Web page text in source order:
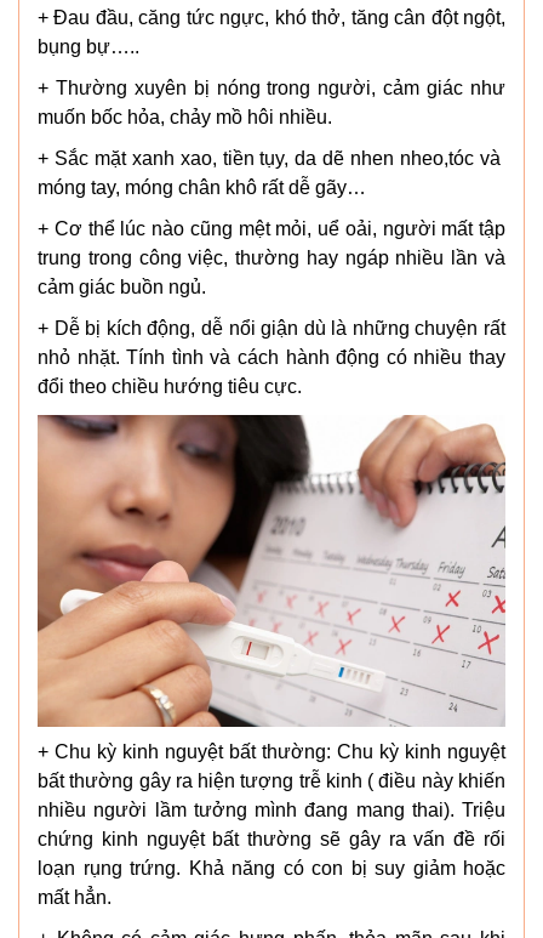
+ Đau đầu, căng tức ngực, khó thở, tăng cân đột ngột,
bụng bự…..
+ Thường xuyên bị nóng trong người, cảm giác như
muốn bốc hỏa, chảy mồ hôi nhiều.
+ Sắc mặt xanh xao, tiền tụy, da dẽ nhen nheo,tóc và
móng tay, móng chân khô rất dễ gãy…
+ Cơ thể lúc nào cũng mệt mỏi, uể oải, người mất tập
trung trong công việc, thường hay ngáp nhiều lần và
cảm giác buồn ngủ.
+ Dễ bị kích động, dễ nổi giận dù là những chuyện rất
nhỏ nhặt. Tính tình và cách hành động có nhiều thay
đổi theo chiều hướng tiêu cực.
+ Chu kỳ kinh nguyệt bất thường: Chu kỳ kinh nguyệt
bất thường gây ra hiện tượng trễ kinh ( điều này khiến
nhiều người lầm tưởng mình đang mang thai). Triệu
chứng kinh nguyệt bất thường sẽ gây ra vấn đề rối
loạn rụng trứng. Khả năng có con bị suy giảm hoặc
mất hẳn.